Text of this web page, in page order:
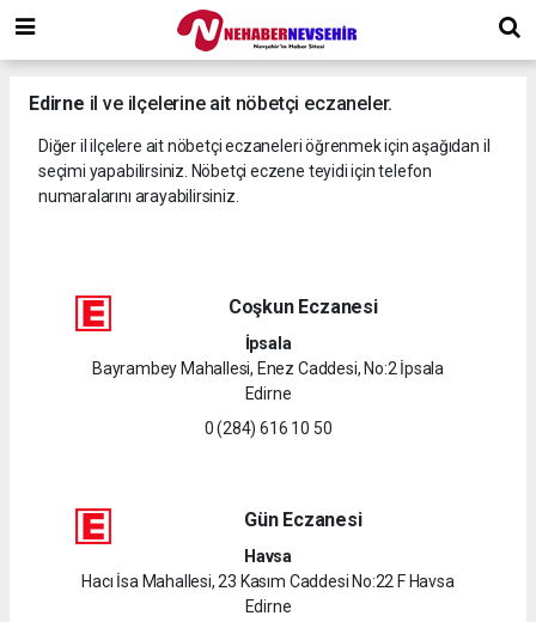
Edirne il ve ilçelerine ait nöbetçi eczaneler.
Diğer il ilçelere ait nöbetçi eczaneleri öğrenmek için aşağıdan il
seçimi yapabilirsiniz. Nöbetçi eczene teyidi için telefon
numaralarını arayabilirsiniz.
Coşkun Eczanesi
İpsala
Bayrambey Mahallesi, Enez Caddesi, No:2 İpsala
Edirne
0 (284) 616 10 50
Gün Eczanesi
Havsa
Hacı İsa Mahallesi, 23 Kasım Caddesi No:22 F Havsa
Edirne